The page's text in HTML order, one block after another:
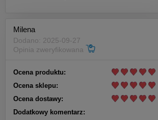
Milena
Dodano: 2025-09-27
Opinia zweryfikowana
Ocena produktu:
Ocena sklepu:
Ocena dostawy:
Dodatkowy komentarz: